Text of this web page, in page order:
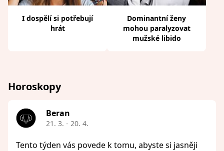
I dospělí si potřebují
hrát
Dominantní ženy
mohou paralyzovat
mužské libido
Horoskopy
Beran
21. 3. - 20. 4.
Tento týden vás povede k tomu, abyste si jasněji